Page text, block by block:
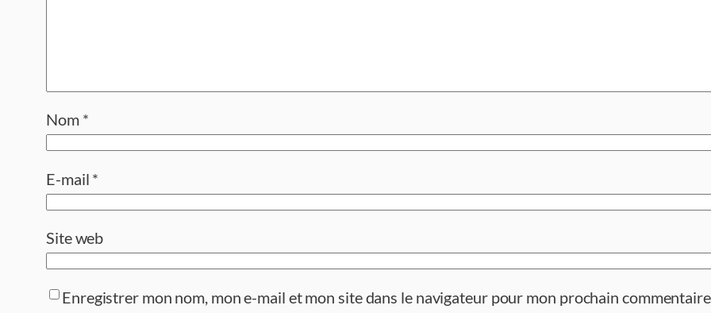
Nom *
E-mail *
Site web
Enregistrer mon nom, mon e-mail et mon site dans le navigateur pour mon prochain